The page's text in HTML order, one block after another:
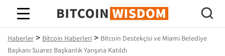
Bitcoin Bilgeliği
Haberler > Bitcoin Haberleri > Bitcoin Destekçisi ve Miami Belediye
Başkanı Suarez Başkanlık Yarışına Katıldı